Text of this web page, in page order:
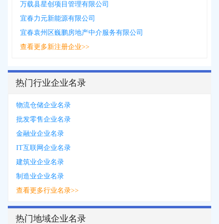
万载县星创项目管理有限公司
宜春力元新能源有限公司
宜春袁州区巍鹏房地产中介服务有限公司
查看更多新注册企业>>
热门行业企业名录
物流仓储企业名录
批发零售企业名录
金融业企业名录
IT互联网企业名录
建筑业企业名录
制造业企业名录
查看更多行业名录>>
热门地域企业名录